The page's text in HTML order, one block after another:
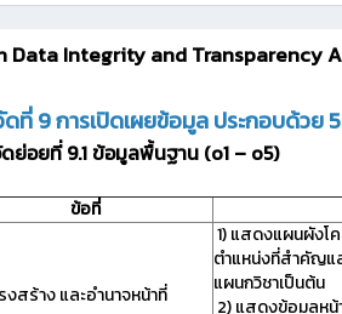
Data Integrity and Transparency
ที่ 9 การเปิดเผยข้อมูล ประกอบด้วย
ย่อยที่ 9.1 ข้อมูลพื้นฐาน (o1 – o5)
ข้อที่
งสร้าง และอำนาจหน้าที่
1) แสดงแผนผังโ
ตำแหน่งที่สำคัญแ
แผนกวิชาเป็นต้น
2) แสดงข้อมูลหน้